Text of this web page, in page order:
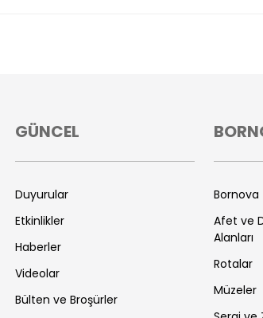
GÜNCEL
Duyurular
Etkinlikler
Haberler
Videolar
Bülten ve Broşürler
Bornova
Afet ve
Alanları
Rotalar
Müzeler